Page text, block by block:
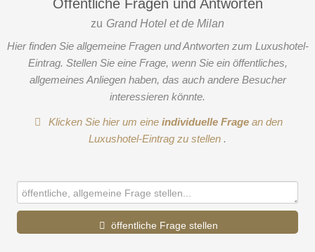
Öffentliche Fragen und Antworten
zu Grand Hotel et de Milan
Hier finden Sie allgemeine Fragen und Antworten zum Luxushotel-
Eintrag. Stellen Sie eine Frage, wenn Sie ein öffentliches,
allgemeines Anliegen haben, das auch andere Besucher
interessieren könnte.
Klicken Sie hier um eineindividuelle Frage an den
Luxushotel-Eintrag zu stellen .
öffentliche Frage stellen